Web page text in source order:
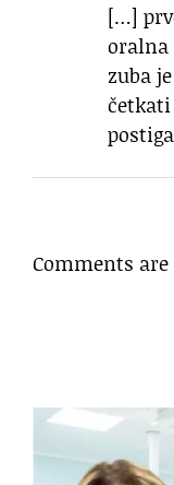
[…]
oralna
zuba
Comments are